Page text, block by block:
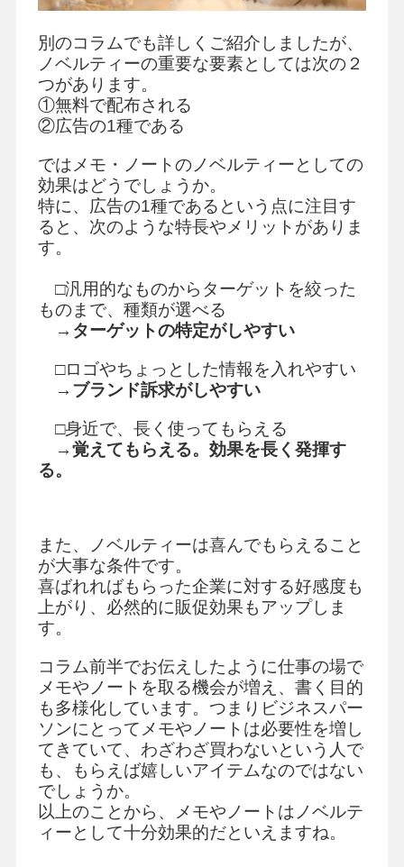
別のコラムでも詳しくご紹介しましたが、
ノベルティーの重要な要素としては次の２
つがあります。
①無料で配布される
②広告の1種である
ではメモ・ノートのノベルティーとしての
効果はどうでしょうか。
特に、広告の1種であるという点に注目す
ると、次のような特長やメリットがありま
す。
□汎用的なものからターゲットを絞った
ものまで、種類が選べる
→ターゲットの特定がしやすい
□ロゴやちょっとした情報を入れやすい
→ブランド訴求がしやすい
□身近で、長く使ってもらえる
→覚えてもらえる。効果を長く発揮す
る。
また、ノベルティーは喜んでもらえること
が大事な条件です。
喜ばれればもらった企業に対する好感度も
上がり、必然的に販促効果もアップしま
す。
コラム前半でお伝えしたように仕事の場で
メモやノートを取る機会が増え、書く目的
も多様化しています。つまりビジネスパー
ソンにとってメモやノートは必要性を増し
てきていて、わざわざ買わないという人で
も、もらえば嬉しいアイテムなのではない
でしょうか。
以上のことから、メモやノートはノベルテ
ィーとして十分効果的だといえますね。